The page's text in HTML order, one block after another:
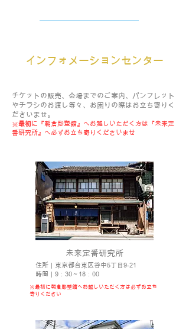
​インフォメーションセンター
​チケットの販売、会場までのご案内、パンフレット
やチラシのお渡し等々、お困りの際はお立ち寄りく
ださいませ。
※最初に『朝倉彫塑館』へお越しいただく方は『未来定
番研究所』へ必ずお立ち寄りくださいませ
​未来定番研究所
住所｜東京都台東区谷中5丁目9-21
時間｜9：30～18：00
※最初に朝倉彫塑館へお越しいただく方は必ずお立ち
寄りください